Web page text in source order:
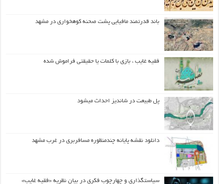
باند قدرتمند مافیایی پشت صحنه کوهخواری در مشهد
فقیه غایب ، بازی با کلمات یا حقیقتی فراموش شده
پل طبیعت در شاندیز احداث میشود
دانلود نقشه پایانه چندمنظوره مسافربری در غرب مشهد
سیاستگذاری و چهارچوب فکری در بیان نظریه «فقیه غایب»